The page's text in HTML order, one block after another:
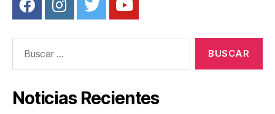
Noticias Recientes